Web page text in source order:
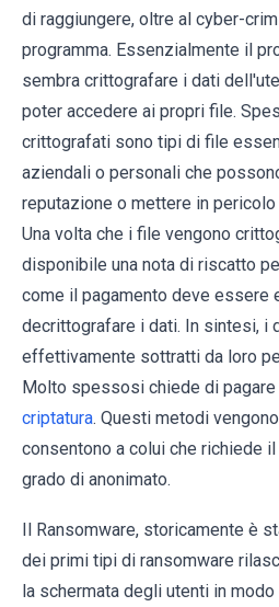
di raggiungere, oltre al cyber-
programma. Essenzialmente il
sembra crittografare i dati
poter accedere ai propri file.
crittografati sono tipi di file
aziendali o personali che
reputazione o mettere in
Una volta che i file vengono
disponibile una nota di riscatto
come il pagamento deve essere
decrittografare i dati. In sintesi, i
effettivamente sottratti da loro
Molto spessosi chiede di pagare
criptatura. Questi metodi
consentono a colui che richiede
grado di anonimato.
Il Ransomware, storicamente è
dei primi tipi di ransomware
la schermata degli utenti in